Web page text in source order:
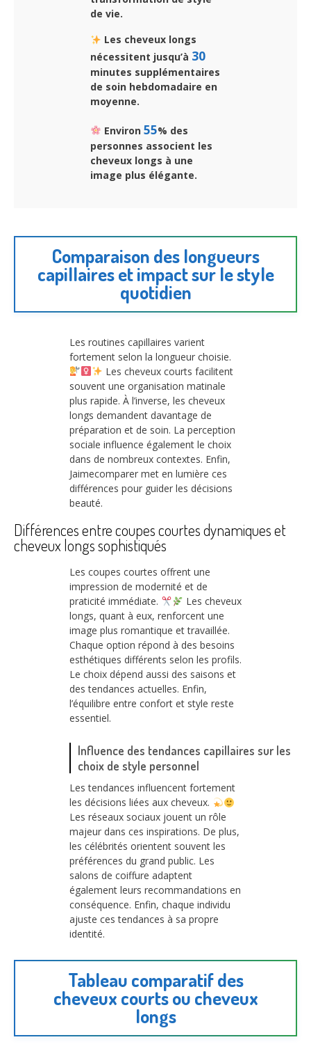
de vie.
Les cheveux longs
nécessitent jusqu’à 30
minutes supplémentaires
de soin hebdomadaire en
moyenne.
Environ 55% des
personnes associent les
cheveux longs à une
image plus élégante.
Comparaison des longueurs
capillaires et impact sur le style
quotidien
Les routines capillaires varient
fortement selon la longueur choisie.
Les cheveux courts facilitent
souvent une organisation matinale
plus rapide. À l’inverse, les cheveux
longs demandent davantage de
préparation et de soin. La perception
sociale influence également le choix
dans de nombreux contextes. Enfin,
Jaimecomparer met en lumière ces
différences pour guider les décisions
beauté.
Différences entre coupes courtes dynamiques et
cheveux longs sophistiqués
Les coupes courtes offrent une
impression de modernité et de
praticité immédiate.
Les cheveux
longs, quant à eux, renforcent une
image plus romantique et travaillée.
Chaque option répond à des besoins
esthétiques différents selon les profils.
Le choix dépend aussi des saisons et
des tendances actuelles. Enfin,
l’équilibre entre confort et style reste
essentiel.
Influence des tendances capillaires sur les
choix de style personnel
Les tendances influencent fortement
les décisions liées aux cheveux.
Les réseaux sociaux jouent un rôle
majeur dans ces inspirations. De plus,
les célébrités orientent souvent les
préférences du grand public. Les
salons de coiffure adaptent
également leurs recommandations en
conséquence. Enfin, chaque individu
ajuste ces tendances à sa propre
identité.
Tableau comparatif des
cheveux courts ou cheveux
longs